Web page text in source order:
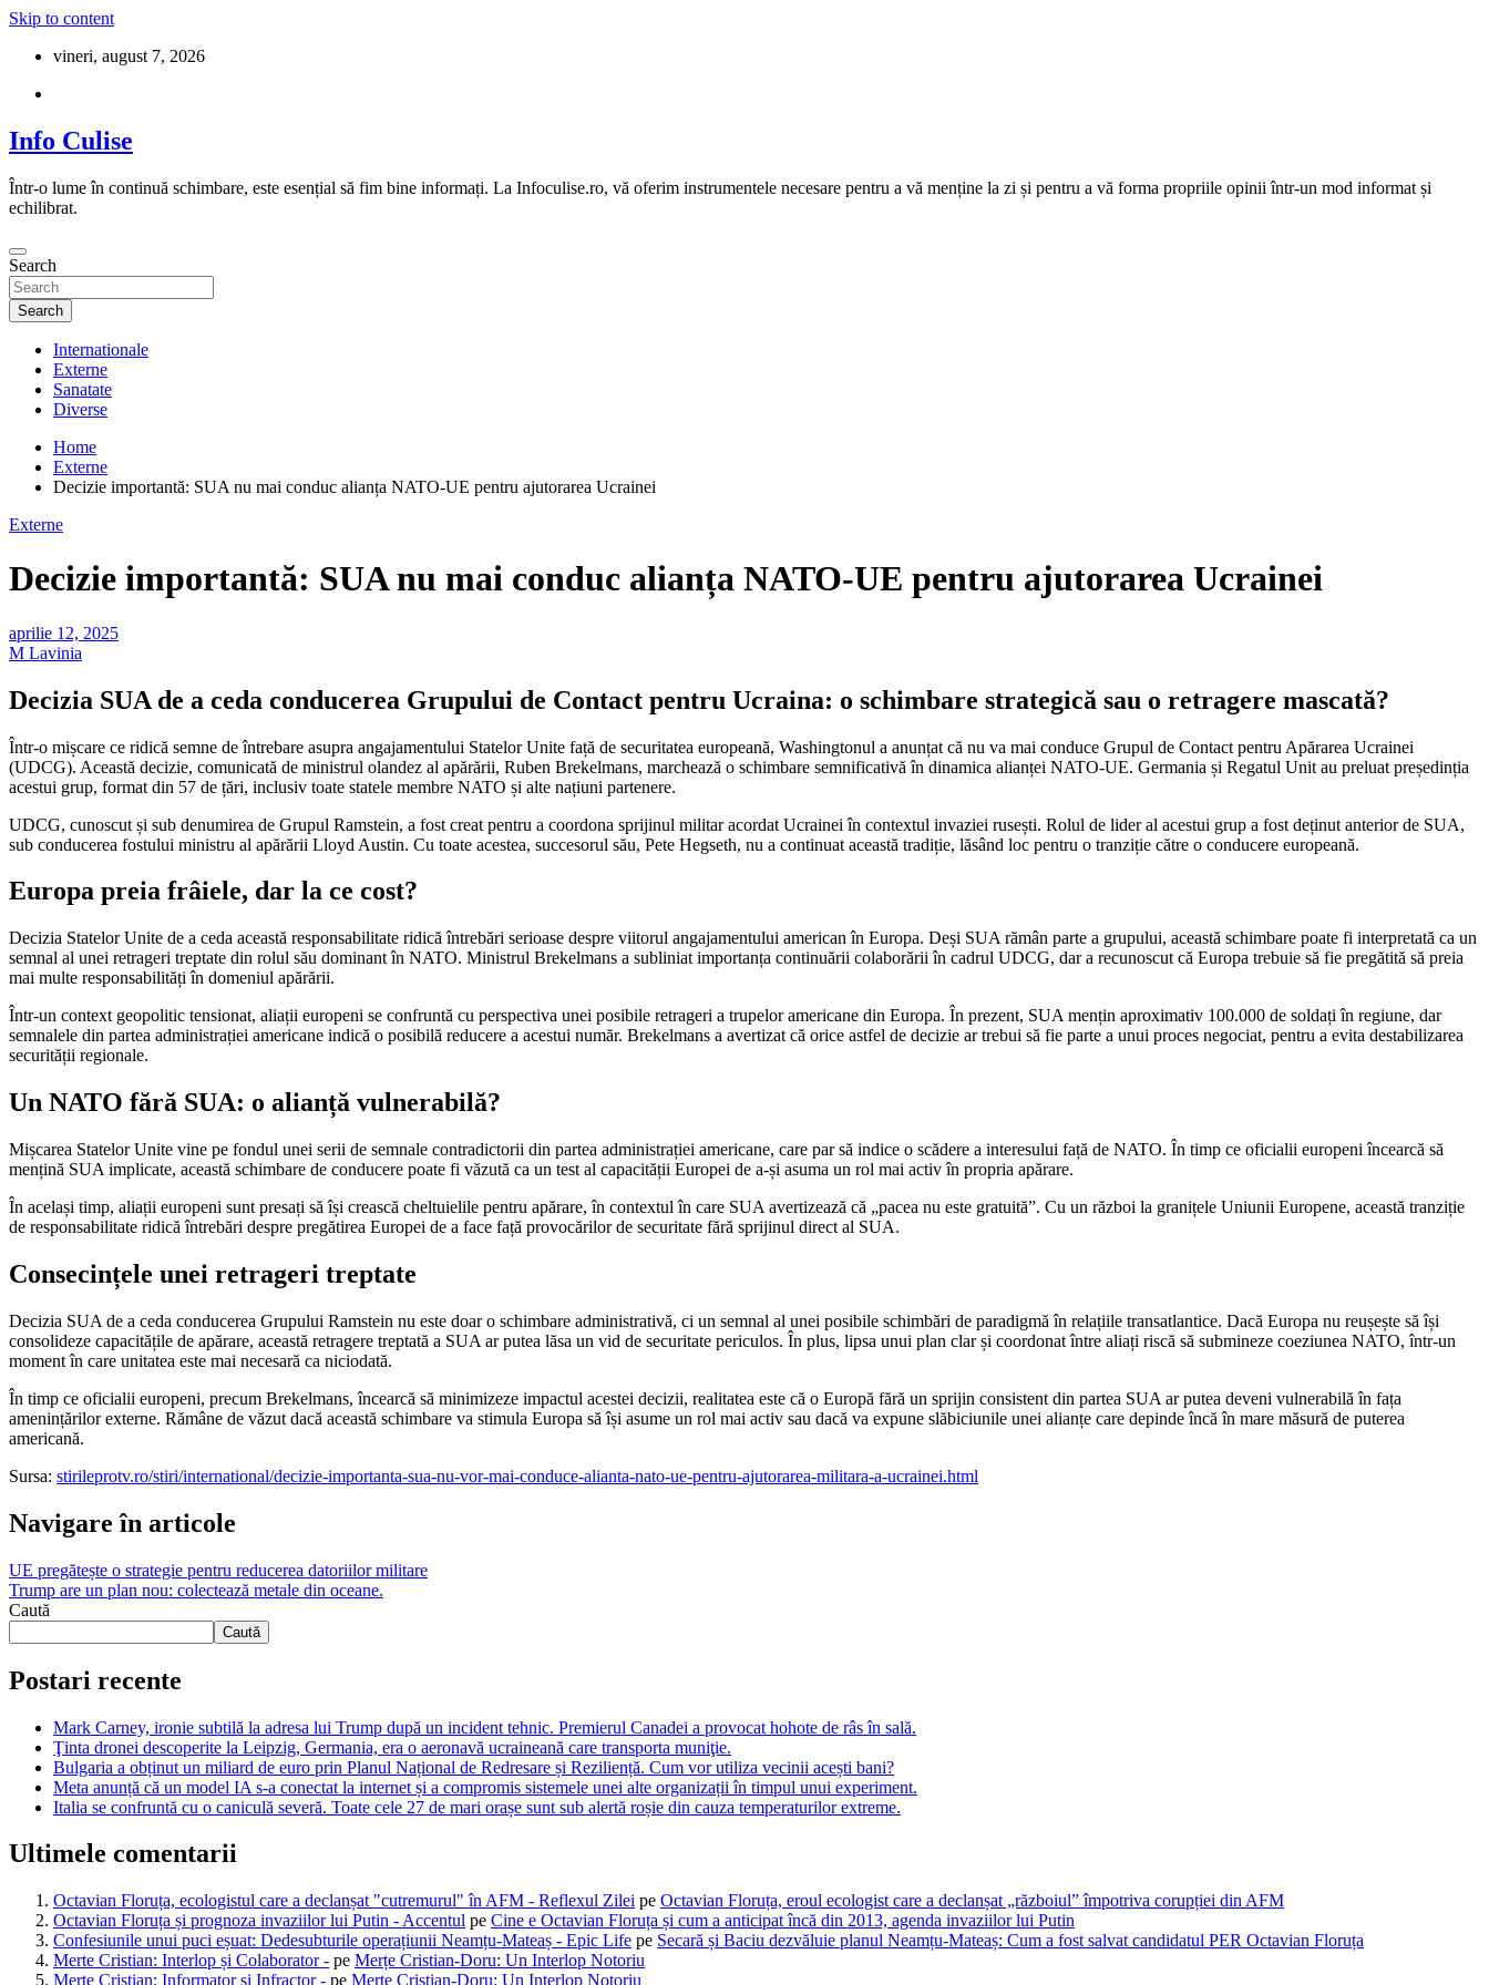
Skip to content
vineri, august 7, 2026
Info Culise
Într-o lume în continuă schimbare, este esențial să fim bine informați. La Infoculise.ro, vă oferim instrumentele necesare pentru a vă menține la zi și pentru a vă forma propriile opinii într-un mod informat și
echilibrat.
Search
Search
Internationale
Externe
Sanatate
Diverse
Home
Externe
Decizie importantă: SUA nu mai conduc alianța NATO-UE pentru ajutorarea Ucrainei
Externe
Decizie importantă: SUA nu mai conduc alianța NATO-UE pentru ajutorarea Ucrainei
aprilie 12, 2025
M Lavinia
Decizia SUA de a ceda conducerea Grupului de Contact pentru Ucraina: o schimbare strategică sau o retragere mascată?
Într-o mișcare ce ridică semne de întrebare asupra angajamentului Statelor Unite față de securitatea europeană, Washingtonul a anunțat că nu va mai conduce Grupul de Contact pentru Apărarea Ucrainei
(UDCG). Această decizie, comunicată de ministrul olandez al apărării, Ruben Brekelmans, marchează o schimbare semnificativă în dinamica alianței NATO-UE. Germania și Regatul Unit au preluat președinția
acestui grup, format din 57 de țări, inclusiv toate statele membre NATO și alte națiuni partenere.
UDCG, cunoscut și sub denumirea de Grupul Ramstein, a fost creat pentru a coordona sprijinul militar acordat Ucrainei în contextul invaziei rusești. Rolul de lider al acestui grup a fost deținut anterior de SUA,
sub conducerea fostului ministru al apărării Lloyd Austin. Cu toate acestea, succesorul său, Pete Hegseth, nu a continuat această tradiție, lăsând loc pentru o tranziție către o conducere europeană.
Europa preia frâiele, dar la ce cost?
Decizia Statelor Unite de a ceda această responsabilitate ridică întrebări serioase despre viitorul angajamentului american în Europa. Deși SUA rămân parte a grupului, această schimbare poate fi interpretată ca un
semnal al unei retrageri treptate din rolul său dominant în NATO. Ministrul Brekelmans a subliniat importanța continuării colaborării în cadrul UDCG, dar a recunoscut că Europa trebuie să fie pregătită să preia
mai multe responsabilități în domeniul apărării.
Într-un context geopolitic tensionat, aliații europeni se confruntă cu perspectiva unei posibile retrageri a trupelor americane din Europa. În prezent, SUA mențin aproximativ 100.000 de soldați în regiune, dar
semnalele din partea administrației americane indică o posibilă reducere a acestui număr. Brekelmans a avertizat că orice astfel de decizie ar trebui să fie parte a unui proces negociat, pentru a evita destabilizarea
securității regionale.
Un NATO fără SUA: o alianță vulnerabilă?
Mișcarea Statelor Unite vine pe fondul unei serii de semnale contradictorii din partea administrației americane, care par să indice o scădere a interesului față de NATO. În timp ce oficialii europeni încearcă să
mențină SUA implicate, această schimbare de conducere poate fi văzută ca un test al capacității Europei de a-și asuma un rol mai activ în propria apărare.
În același timp, aliații europeni sunt presați să își crească cheltuielile pentru apărare, în contextul în care SUA avertizează că „pacea nu este gratuită”. Cu un război la granițele Uniunii Europene, această tranziție
de responsabilitate ridică întrebări despre pregătirea Europei de a face față provocărilor de securitate fără sprijinul direct al SUA.
Consecințele unei retrageri treptate
Decizia SUA de a ceda conducerea Grupului Ramstein nu este doar o schimbare administrativă, ci un semnal al unei posibile schimbări de paradigmă în relațiile transatlantice. Dacă Europa nu reușește să își
consolideze capacitățile de apărare, această retragere treptată a SUA ar putea lăsa un vid de securitate periculos. În plus, lipsa unui plan clar și coordonat între aliați riscă să submineze coeziunea NATO, într-un
moment în care unitatea este mai necesară ca niciodată.
În timp ce oficialii europeni, precum Brekelmans, încearcă să minimizeze impactul acestei decizii, realitatea este că o Europă fără un sprijin consistent din partea SUA ar putea deveni vulnerabilă în fața
amenințărilor externe. Rămâne de văzut dacă această schimbare va stimula Europa să își asume un rol mai activ sau dacă va expune slăbiciunile unei alianțe care depinde încă în mare măsură de puterea
americană.
Sursa: stirileprotv.ro/stiri/international/decizie-importanta-sua-nu-vor-mai-conduce-alianta-nato-ue-pentru-ajutorarea-militara-a-ucrainei.html
Navigare în articole
UE pregătește o strategie pentru reducerea datoriilor militare
Trump are un plan nou: colectează metale din oceane.
Caută
Caută
Postari recente
Mark Carney, ironie subtilă la adresa lui Trump după un incident tehnic. Premierul Canadei a provocat hohote de râs în sală.
Ţinta dronei descoperite la Leipzig, Germania, era o aeronavă ucraineană care transporta muniţie.
Bulgaria a obținut un miliard de euro prin Planul Național de Redresare și Reziliență. Cum vor utiliza vecinii acești bani?
Meta anunță că un model IA s-a conectat la internet și a compromis sistemele unei alte organizații în timpul unui experiment.
Italia se confruntă cu o caniculă severă. Toate cele 27 de mari orașe sunt sub alertă roșie din cauza temperaturilor extreme.
Ultimele comentarii
Octavian Floruța, ecologistul care a declanșat "cutremurul" în AFM - Reflexul Zilei pe Octavian Floruța, eroul ecologist care a declanșat „războiul” împotriva corupției din AFM
Octavian Floruța și prognoza invaziilor lui Putin - Accentul pe Cine e Octavian Floruța și cum a anticipat încă din 2013, agenda invaziilor lui Putin
Confesiunile unui puci eșuat: Dedesubturile operațiunii Neamțu-Mateaș - Epic Life pe Secară și Baciu dezvăluie planul Neamțu-Mateaș: Cum a fost salvat candidatul PER Octavian Floruța
Merte Cristian: Interlop și Colaborator - pe Merțe Cristian-Doru: Un Interlop Notoriu
Merțe Cristian: Informator și Infractor - pe Merțe Cristian-Doru: Un Interlop Notoriu